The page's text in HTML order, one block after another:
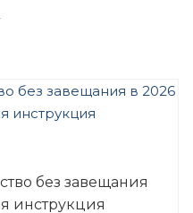
без завещания
инструкция